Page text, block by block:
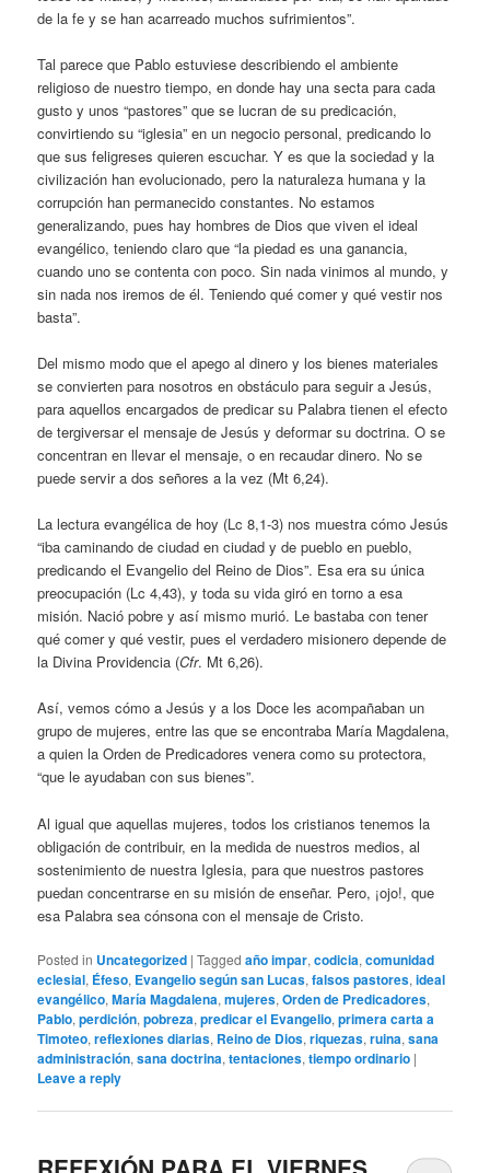
de la fe y se han acarreado muchos sufrimientos”.
Tal parece que Pablo estuviese describiendo el ambiente
religioso de nuestro tiempo, en donde hay una secta para cada
gusto y unos “pastores” que se lucran de su predicación,
convirtiendo su “iglesia” en un negocio personal, predicando lo
que sus feligreses quieren escuchar. Y es que la sociedad y la
civilización han evolucionado, pero la naturaleza humana y la
corrupción han permanecido constantes. No estamos
generalizando, pues hay hombres de Dios que viven el ideal
evangélico, teniendo claro que “la piedad es una ganancia,
cuando uno se contenta con poco. Sin nada vinimos al mundo, y
sin nada nos iremos de él. Teniendo qué comer y qué vestir nos
basta”.
Del mismo modo que el apego al dinero y los bienes materiales
se convierten para nosotros en obstáculo para seguir a Jesús,
para aquellos encargados de predicar su Palabra tienen el efecto
de tergiversar el mensaje de Jesús y deformar su doctrina. O se
concentran en llevar el mensaje, o en recaudar dinero. No se
puede servir a dos señores a la vez (Mt 6,24).
La lectura evangélica de hoy (Lc 8,1-3) nos muestra cómo Jesús
“iba caminando de ciudad en ciudad y de pueblo en pueblo,
predicando el Evangelio del Reino de Dios”. Esa era su única
preocupación (Lc 4,43), y toda su vida giró en torno a esa
misión. Nació pobre y así mismo murió. Le bastaba con tener
qué comer y qué vestir, pues el verdadero misionero depende de
la Divina Providencia (Cfr. Mt 6,26).
Así, vemos cómo a Jesús y a los Doce les acompañaban un
grupo de mujeres, entre las que se encontraba María Magdalena,
a quien la Orden de Predicadores venera como su protectora,
“que le ayudaban con sus bienes”.
Al igual que aquellas mujeres, todos los cristianos tenemos la
obligación de contribuir, en la medida de nuestros medios, al
sostenimiento de nuestra Iglesia, para que nuestros pastores
puedan concentrarse en su misión de enseñar. Pero, ¡ojo!, que
esa Palabra sea cónsona con el mensaje de Cristo.
Posted in Uncategorized |Tagged año impar,codicia,comunidad
eclesial, Éfeso, Evangelio según san Lucas,falsos pastores,ideal
evangélico,María Magdalena,mujeres,Orden de Predicadores,
Pablo,perdición,pobreza,predicar el Evangelio,primera carta a
Timoteo,reflexiones diarias, Reino de Dios,riquezas,ruina,sana
administración,sana doctrina,tentaciones,tiempo ordinario |
Leave a reply